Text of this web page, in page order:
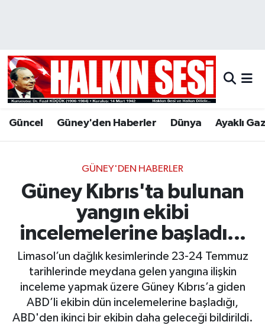
Güncel Güney'den Haberler Dünya Ayaklı
GÜNEY'DEN HABERLER
Güney Kıbrıs'ta bulunan
yangın ekibi
incelemelerine başladı...
Limasol’un dağlık kesimlerinde 23-24 Temmuz
tarihlerinde meydana gelen yangına ilişkin
inceleme yapmak üzere Güney Kıbrıs’a giden
ABD’li ekibin dün incelemelerine başladığı,
ABD'den ikinci bir ekibin daha geleceği bildirildi.
Hava Durumu
Trafik Durumu
Tüm Manşetler
Son Dakika Haberleri
Haber Arşivi